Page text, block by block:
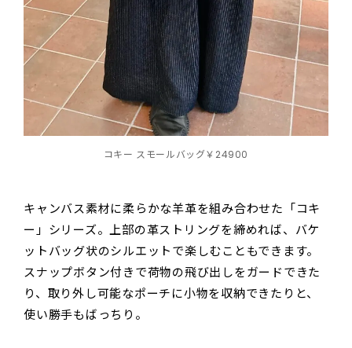
コキー スモールバッグ￥24900
キャンバス素材に柔らかな羊革を組み合わせた「コキ
ー」シリーズ。上部の革ストリングを締めれば、バケ
ットバッグ状のシルエットで楽しむこともできます。
スナップボタン付きで荷物の飛び出しをガードできた
り、取り外し可能なポーチに小物を収納できたりと、
使い勝手もばっちり。